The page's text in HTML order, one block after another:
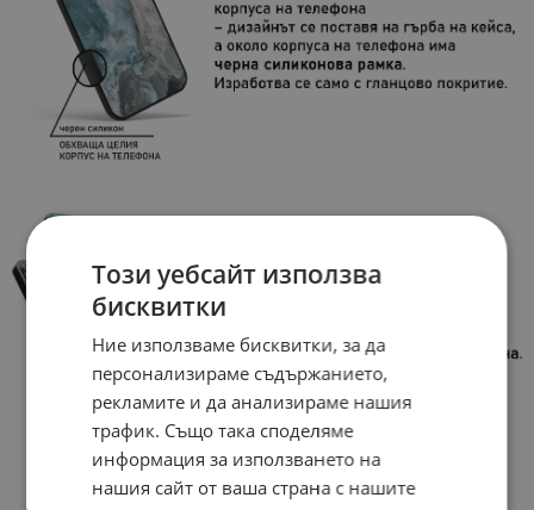
Този уебсайт използва
бисквитки
Ние използваме бисквитки, за да
персонализираме съдържанието,
рекламите и да анализираме нашия
трафик. Също така споделяме
информация за използването на
нашия сайт от ваша страна с нашите